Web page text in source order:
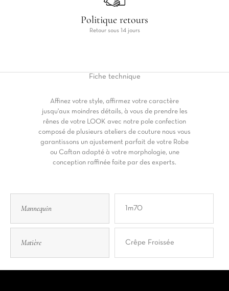
Politique retours
Retour sous 14 jours
Fiche technique
Affinez votre style, affirmez votre caractère
jusqu'aux moindres détails, à vous de prendre les
rênes de votre LOOK avec notre pole confection
composé de plusieurs ateliers de couture nous vous
garantissons un ajustement parfait de votre Robe
ou Caftan adapté à votre morphologie, une
conception raffinée faite par des experts.
Mannequin 1m70
Matière Crêpe Froissée